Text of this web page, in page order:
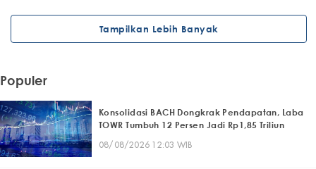
Tampilkan Lebih Banyak
Populer
Konsolidasi BACH Dongkrak Pendapatan, Laba
TOWR Tumbuh 12 Persen Jadi Rp1,85 Triliun
08/08/2026 12:03 WIB